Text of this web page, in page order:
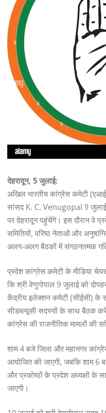
देहरादून, 5 जुलाई:
अखिल भारतीय कांग्रेस कमेटी
सांसद K. C. Venugopal 9 जुलाई
पर देहरादून पहुंचेंगे। इस दौरान वे
समितियों, वरिष्ठ नेताओं और
अलग-अलग बैठकों में संगठनात्मक
प्रदेश कांग्रेस कमेटी के मीडिया
कि श्री वेणुगोपाल 9 जुलाई को
केंद्रीय इलेक्शन कमेटी (सीईसी) के
सीडब्ल्यूसी सदस्यों के साथ बैठक
कांग्रेस की राजनीतिक मामलों की
शाम 4 बजे जिला और महानगर
आयोजित की जाएगी, जबकि शाम 6
और प्रकोष्ठों के प्रदेश अध्यक्षों के
जाएगी।